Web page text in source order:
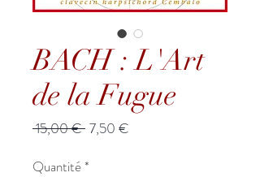
BACH : L'Art
de la Fugue
15,00 € Prix
7,50 €
Quantité*